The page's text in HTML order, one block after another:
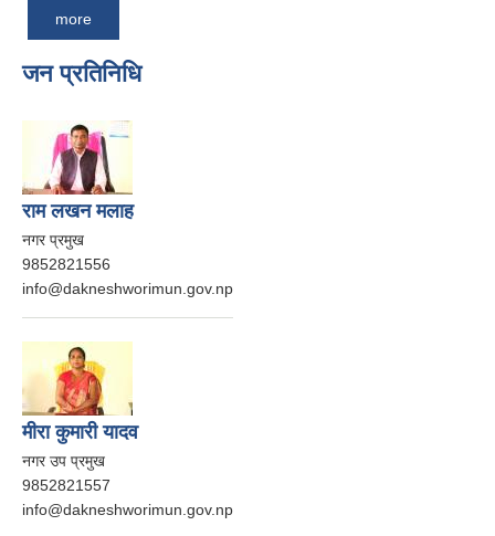
more
जन प्रतिनिधि
राम लखन मलाह
नगर प्रमुख
9852821556
info@dakneshworimun.gov.np
मीरा कुमारी यादव
नगर उप प्रमुख
9852821557
info@dakneshworimun.gov.np